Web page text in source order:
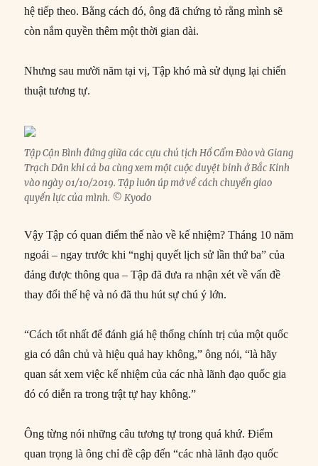
hệ tiếp theo. Bằng cách đó, ông đã chứng tỏ rằng mình sẽ
còn nắm quyền thêm một thời gian dài.
Nhưng sau mười năm tại vị, Tập khó mà sử dụng lại chiến
thuật tương tự.
Tập Cận Bình đứng giữa các cựu chủ tịch Hồ Cẩm Đào và Giang
Trạch Dân khi cả ba cùng xem một cuộc duyệt binh ở Bắc Kinh
vào ngày 01/10/2019. Tập luôn úp mở về cách chuyển giao
quyền lực của mình. © Kyodo
Vậy Tập có quan điểm thế nào về kế nhiệm? Tháng 10 năm
ngoái – ngay trước khi “nghị quyết lịch sử lần thứ ba” của
đảng được thông qua – Tập đã đưa ra nhận xét về vấn đề
thay đổi thế hệ và nó đã thu hút sự chú ý lớn.
“Cách tốt nhất để đánh giá hệ thống chính trị của một quốc
gia có dân chủ và hiệu quả hay không,” ông nói, “là hãy
quan sát xem việc kế nhiệm của các nhà lãnh đạo quốc gia
đó có diễn ra trong trật tự hay không.”
Ông từng nói những câu tương tự trong quá khứ. Điểm
quan trọng là ông chỉ đề cập đến “các nhà lãnh đạo quốc